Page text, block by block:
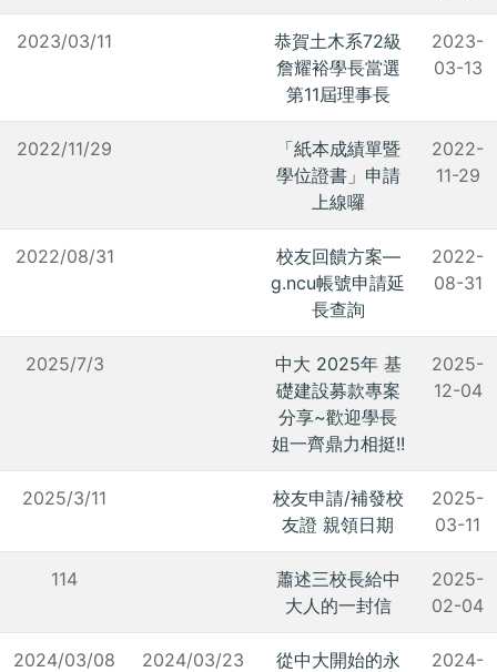
2023/03/11
恭賀土木系72級
詹耀裕學長當選
第11屆理事長
2023-
03-13
2022/11/29
「紙本成績單暨
學位證書」申請
上線囉
2022-
11-29
2022/08/31
校友回饋方案—
g.ncu帳號申請延
長查詢
2022-
08-31
2025/7/3
中大 2025年 基
礎建設募款專案
分享~歡迎學長
姐一齊鼎力相挺!!
2025-
12-04
2025/3/11
校友申請/補發校
友證 親領日期
2025-
03-11
114
蕭述三校長給中
大人的一封信
2025-
02-04
2024/03/08 2024/03/23
從中大開始的永
2024-